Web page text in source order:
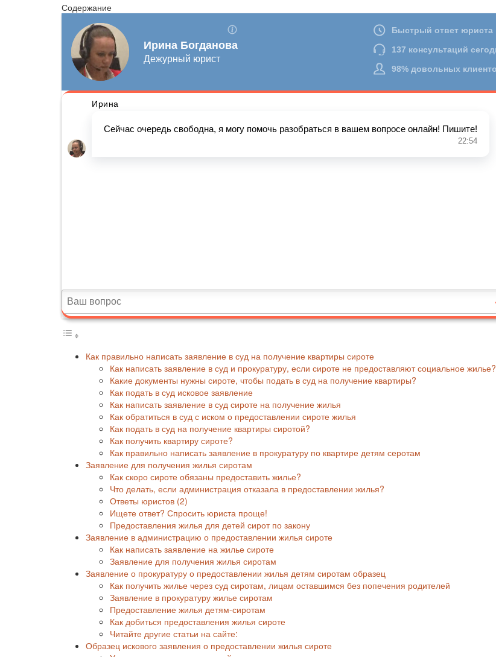
Содержание
Как правильно написать заявление в суд на получение квартиры сироте
Как написать заявление в суд и прокуратуру, если сироте не предоставляют социальное жилье?
Какие документы нужны сироте, чтобы подать в суд на получение квартиры?
Как подать в суд исковое заявление
Как написать заявление в суд сироте на получение жилья
Как обратиться в суд с иском о предоставлении сироте жилья
Как подать в суд на получение квартиры сиротой?
Как получить квартиру сироте?
Как правильно написать заявление в прокуратуру по квартире детям серотам
Заявление для получения жилья сиротам
Как скоро сироте обязаны предоставить жилье?
Что делать, если администрация отказала в предоставлении жилья?
Ответы юристов (2)
Ищете ответ? Спросить юриста проще!
Предоставления жилья для детей сирот по закону
Заявление в администрацию о предоставлении жилья сироте
Как написать заявление на жилье сироте
Заявление для получения жилья сиротам
Заявление о прокуратуру о предоставлении жилья детям сиротам образец
Как получить жилье через суд сиротам, лицам оставшимся без попечения родителей
Заявление в прокуратуру жилье сиротам
Предоставление жилья детям-сиротам
Как добиться предоставления жилья сироте
Читайте другие статьи на сайте:
Образец искового заявления о предоставлении жилья сироте